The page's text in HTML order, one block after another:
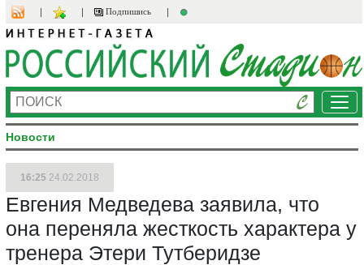
Подпишись
Новости
16:25 24.02.2018
Евгения Медведева заявила, что
она переняла жесткость характера у
тренера Этери Тутберидзе